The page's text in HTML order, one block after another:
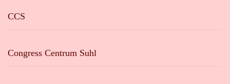
CCS
Congress Centrum Suhl